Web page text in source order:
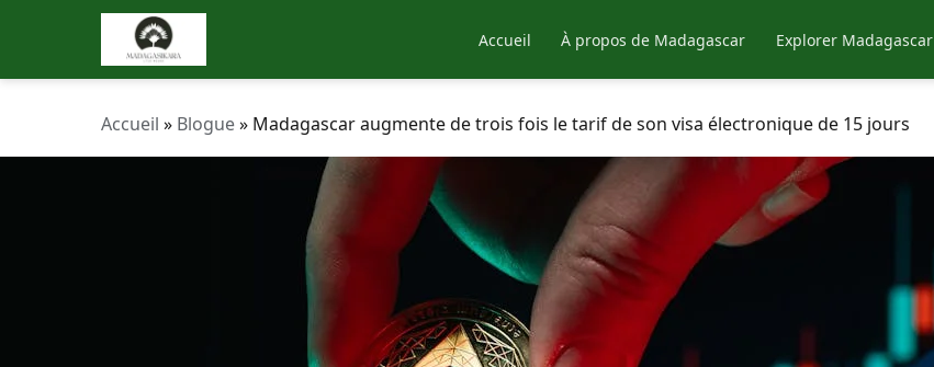
Accueil À propos de Madagascar Explorer Madagascar
Accueil » Blogue» Madagascar augmente de trois fois le tarif de son visa électronique de 15 jours